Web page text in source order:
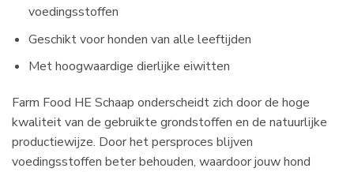
voedingsstoffen
Geschikt voor honden van alle leeftijden
Met hoogwaardige dierlijke eiwitten
Farm Food HE Schaap onderscheidt zich door de hoge
kwaliteit van de gebruikte grondstoffen en de natuurlijke
productiewijze. Door het persproces blijven
voedingsstoffen beter behouden, waardoor jouw hond